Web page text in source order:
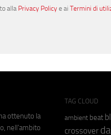
alla Privacy Policye ai Termini di
ottenuto la
nell'ambito
TAG CLOUD
ambient beat
crossover